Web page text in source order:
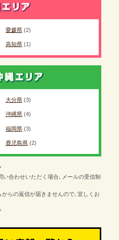
愛媛県(2)
高知県(1)
大分県(3)
沖縄県(4)
福岡県(3)
鹿児島県(2)
合わせいただく場合､メールの受信制
らの返信が届きませんので､宜しくお